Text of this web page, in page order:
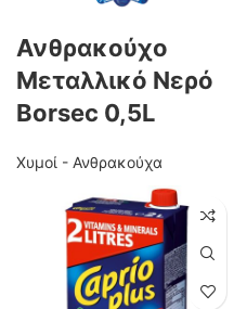
Ανθρακούχο
Μεταλλικό Νερό
Borsec 0,5L
Χυμοί - Ανθρακούχα